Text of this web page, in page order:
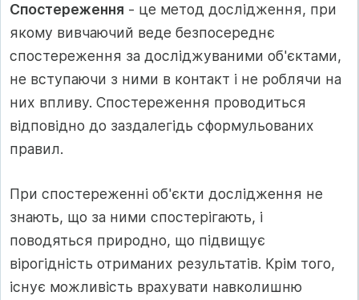
Спостереження - це метод дослідження, при
якому вивчаючий веде безпосереднє
спостереження за досліджуваними об'єктами,
не вступаючи з ними в контакт і не роблячи на
них впливу. Спостереження проводиться
відповідно до заздалегідь сформульованих
правил.
При спостереженні об'єкти дослідження не
знають, що за ними спостерігають, і
поводяться природно, що підвищує
вірогідність отриманих результатів. Крім того,
існує можливість врахувати навколишню